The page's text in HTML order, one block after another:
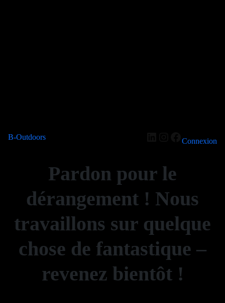
B-Outdoors LinkedIn
Instagram
Facebook
Connexion
Pardon pour le
dérangement ! Nous
travaillons sur quelque
chose de fantastique –
revenez bientôt !